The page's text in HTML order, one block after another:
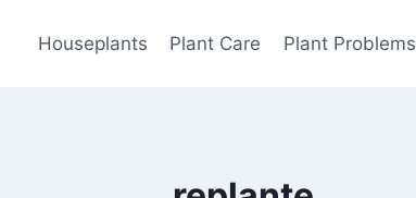
Houseplants Plant Care Plant Problems